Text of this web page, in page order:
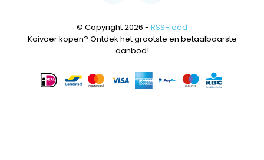
© Copyright 2026 - RSS-feed
Koivoer kopen? Ontdek het grootste en betaalbaarste
aanbod!